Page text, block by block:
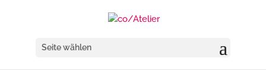
Seite wählen